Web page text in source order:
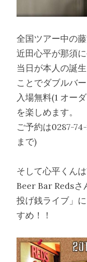
全国ツアー中の
近田心平が那須
当日が本人の誕
ことでダブルバ
入場無料(1 オー
を楽しめます。
ご予約は0287-
まで)
そして心平くん
Beer Bar Reds
投げ銭ライブ」
すめ！！